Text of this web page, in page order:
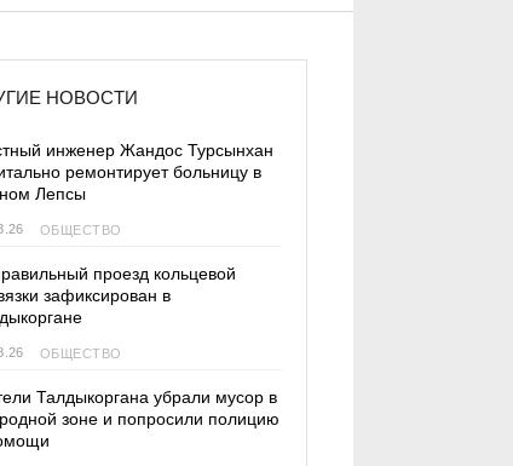
НОВОСТИ
инженер Жандос Турсынхан
ремонтирует больницу в
Лепсы
ОБЩЕСТВО
проезд кольцевой
зафиксирован в
ОБЩЕСТВО
Талдыкоргана убрали мусор в
зоне и попросили полицию